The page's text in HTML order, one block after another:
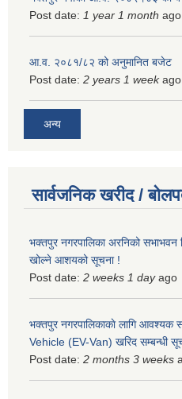
Post date: 1 year 1 month ago
आ.व. २०८१/८२ को अनुमानित बजेट
Post date: 2 years 1 weekago
अन्य
सार्वजनिक खरीद /
भक्तपुर नगरपालिका अरनिको सभाभवन
खोल्ने आशयको सूचना !
Post date: 2 weeks 1 dayago
भक्तपुर नगरपालिकाकाे लागि आवश्यक
Vehicle (EV-Van) खरिद सम्बन्धी
Post date: 2 months 3 weeks